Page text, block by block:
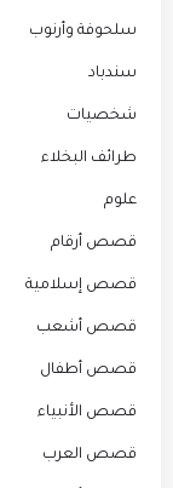
سلحوفة وأرنوب
سندباد
شخصيات
طرائف البخلاء
علوم
قصص أرقام
قصص إسلامية
قصص أشعب
قصص أطفال
قصص الأنبياء
قصص العرب